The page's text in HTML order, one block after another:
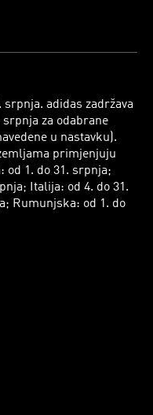
adidas zadržava
za odabrane
u nastavku).
primjenjuju
1. do 31. srpnja;
Italija: od 4. do 31.
Rumunjska: od 1. do